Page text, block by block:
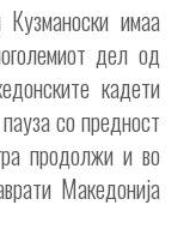
имаа
дел од
кадети
со предност
продолжи и во
Македонија